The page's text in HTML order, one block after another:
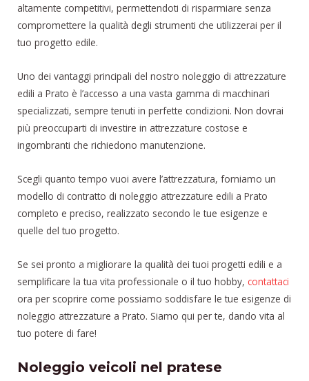
altamente competitivi, permettendoti di risparmiare senza
compromettere la qualità degli strumenti che utilizzerai per il
tuo progetto edile.
Uno dei vantaggi principali del nostro noleggio di attrezzature
edili a Prato è l’accesso a una vasta gamma di macchinari
specializzati, sempre tenuti in perfette condizioni. Non dovrai
più preoccuparti di investire in attrezzature costose e
ingombranti che richiedono manutenzione.
Scegli quanto tempo vuoi avere l’attrezzatura, forniamo un
modello di contratto di noleggio attrezzature edili a Prato
completo e preciso, realizzato secondo le tue esigenze e
quelle del tuo progetto.
Se sei pronto a migliorare la qualità dei tuoi progetti edili e a
semplificare la tua vita professionale o il tuo hobby, contattaci
ora per scoprire come possiamo soddisfare le tue esigenze di
noleggio attrezzature a Prato. Siamo qui per te, dando vita al
tuo potere di fare!
Noleggio veicoli nel pratese